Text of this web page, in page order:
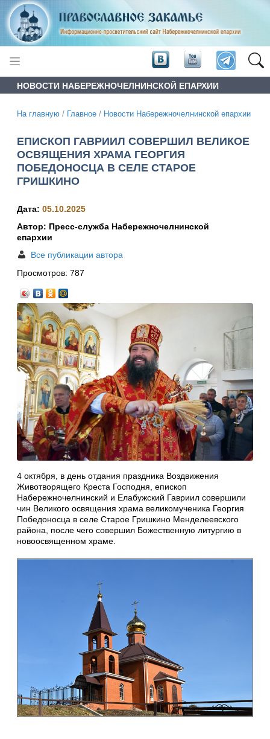
НОВОСТИ НАБЕРЕЖНОЧЕЛНИНСКОЙ ЕПАРХИИ
На главную / Главное / Новости Набережночелнинской епархии
ЕПИСКОП ГАВРИИЛ СОВЕРШИЛ ВЕЛИКОЕ
ОСВЯЩЕНИЯ ХРАМА ГЕОРГИЯ
ПОБЕДОНОСЦА В СЕЛЕ СТАРОЕ
ГРИШКИНО
Дата: 05.10.2025
Автор: Пресс-служба Набережночелнинской
епархии
Все публикации автора
Просмотров: 787
4 октября, в день отдания праздника Воздвижения
Животворящего Креста Господня, епископ
Набережночелнинский и Елабужский Гавриил совершили
чин Великого освящения храма великомученика Георгия
Победоносца в селе Старое Гришкино Менделеевского
района, после чего совершил Божественную литургию в
новоосвященном храме.